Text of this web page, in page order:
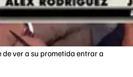
de ver a su prometida entrar a